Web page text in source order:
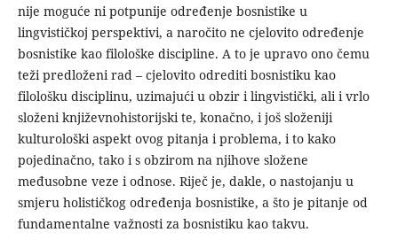
nije moguće ni potpunije određenje bosnistike u
lingvističkoj perspektivi, a naročito ne cjelovito određenje
bosnistike kao fi­lološke discipline. A to je upravo ono čemu
teži predloženi rad – cjelovito odrediti bosnistiku kao
filološku disciplinu, uzima­jući u obzir i lingvistički, ali i vrlo
složeni književnohistorij­ski te, konačno, i još složeniji
kulturološki aspekt ovog pitanja i problema, i to kako
pojedinačno, tako i s obzirom na njihove složene
međusobne veze i odnose. Riječ je, dakle, o nastojanju u
smjeru holističkog određenja bosnistike, a što je pitanje od
fun­damentalne važnosti za bosnistiku kao takvu.